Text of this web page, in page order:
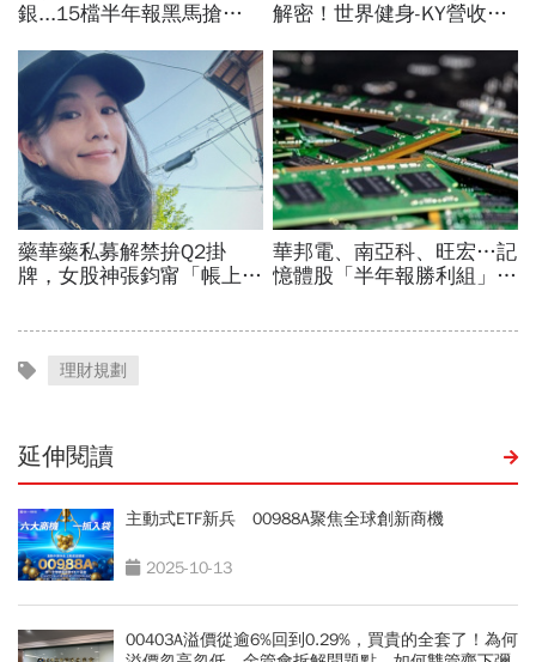
理財規劃
延伸閱讀
主動式ETF新兵 00988A聚焦全球創新商機
2025-10-13
00403A溢價從逾6%回到0.29%，買貴的全套了！為何